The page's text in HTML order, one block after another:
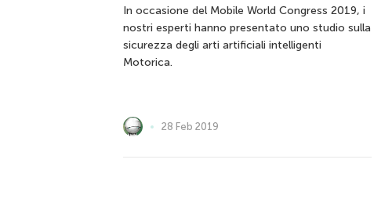
In occasione del Mobile World Congress 2019, i
nostri esperti hanno presentato uno studio sulla
sicurezza degli arti artificiali intelligenti
Motorica.
28 Feb 2019